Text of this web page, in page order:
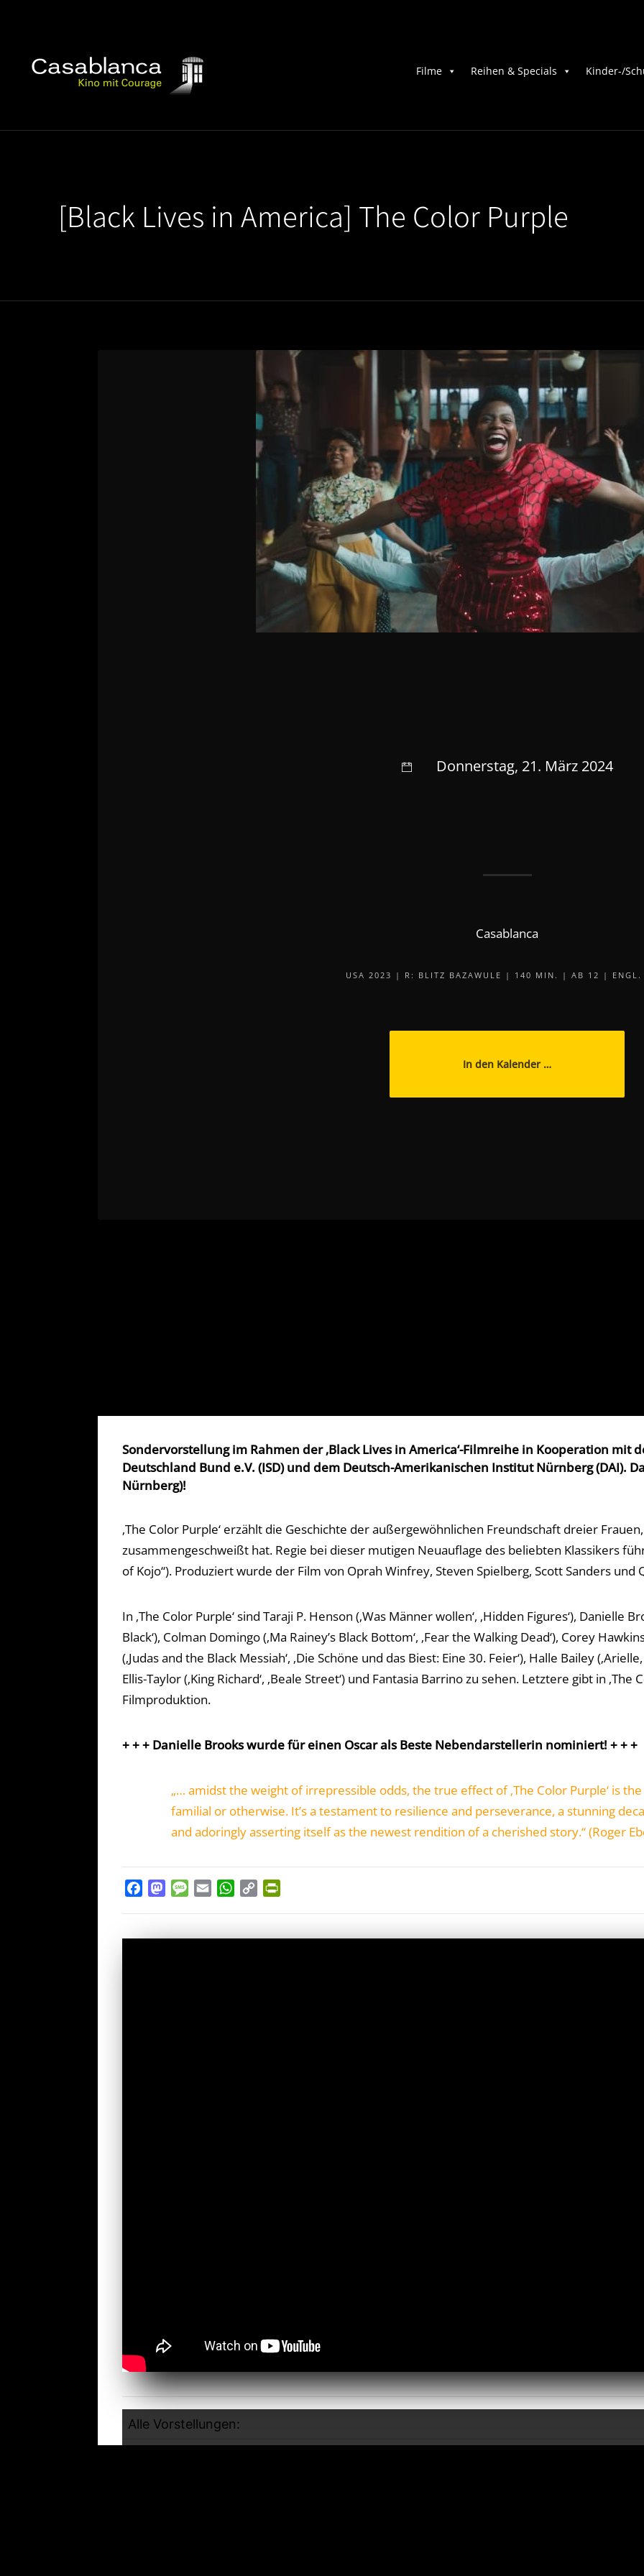
Filme Reihen & Specials Kinder-/
[Black Lives in America] The Color Purple
Sondervorstellung im Rahmen der ‚Black Lives in America‘-Filmreihe in Kooperation mit
Deutschland Bund e.V. (ISD) und dem Deutsch-Amerikanischen Institut Nürnberg (DAI).
Nürnberg)!
‚The Color Purple‘ erzählt die Geschichte der außergewöhnlichen Freundschaft dreier
zusammengeschweißt hat. Regie bei dieser mutigen Neuauflage des beliebten Klassikers
of Kojo“). Produziert wurde der Film von Oprah Winfrey, Steven Spielberg, Scott Sanders und
In ‚The Color Purple‘ sind Taraji P. Henson (‚Was Männer wollen‘, ‚Hidden Figures‘), Danielle
Black‘), Colman Domingo (‚Ma Rainey’s Black Bottom‘, ‚Fear the Walking Dead‘), Corey
(‚Judas and the Black Messiah‘, ‚Die Schöne und das Biest: Eine 30. Feier‘), Halle Bailey
Ellis-Taylor (‚King Richard‘, ‚Beale Street‘) und Fantasia Barrino zu sehen. Letztere gibt in
Filmproduktion.
+ + + Danielle Brooks wurde für einen Oscar als Beste Nebendarstellerin nominiert! + + +
„… amidst the weight of irrepressible odds, the true effect of ‚The Color Purple‘ is
familial or otherwise. It’s a testament to resilience and perseverance, a stunning
and adoringly asserting itself as the newest rendition of a cherished story.“ (Roger
FacebookMastodon
Message
Email WhatsApp
Copy
Donnerstag, 21. März 2024
Casablanca
USA 2023 | R: BLITZ BAZAWULE | 140 MIN. | AB 12 | ENGL.
In den Kalender …